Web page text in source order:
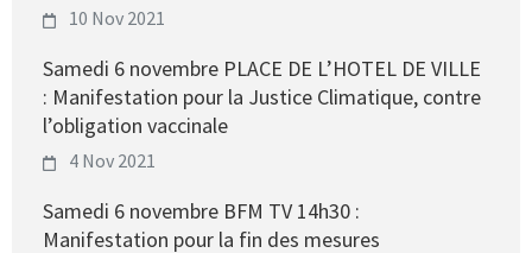
10 Nov 2021
Samedi 6 novembre PLACE DE L’HOTEL DE VILLE
: Manifestation pour la Justice Climatique, contre
l’obligation vaccinale
4 Nov 2021
Samedi 6 novembre BFM TV 14h30 :
Manifestation pour la fin des mesures